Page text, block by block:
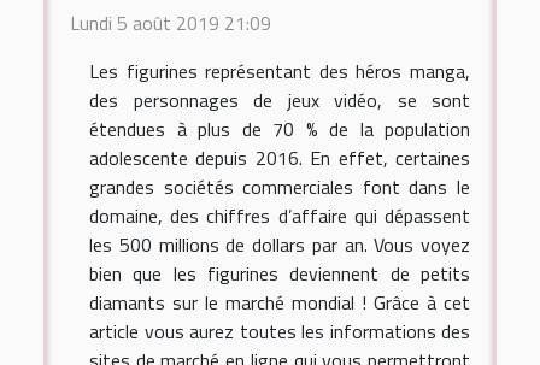
Lundi 5 août 2019 21:09
Les figurines représentant des héros manga,
des personnages de jeux vidéo, se sont
étendues à plus de 70 % de la population
adolescente depuis 2016. En effet, certaines
grandes sociétés commerciales font dans le
domaine, des chiffres d’affaire qui dépassent
les 500 millions de dollars par an. Vous voyez
bien que les figurines deviennent de petits
diamants sur le marché mondial ! Grâce à cet
article vous aurez toutes les informations des